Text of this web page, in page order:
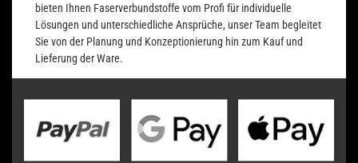
bieten Ihnen Faserverbundstoffe vom Profi für individuelle
Lösungen und unterschiedliche Ansprüche, unser Team begleitet
Sie von der Planung und Konzeptionierung hin zum Kauf und
Lieferung der Ware.